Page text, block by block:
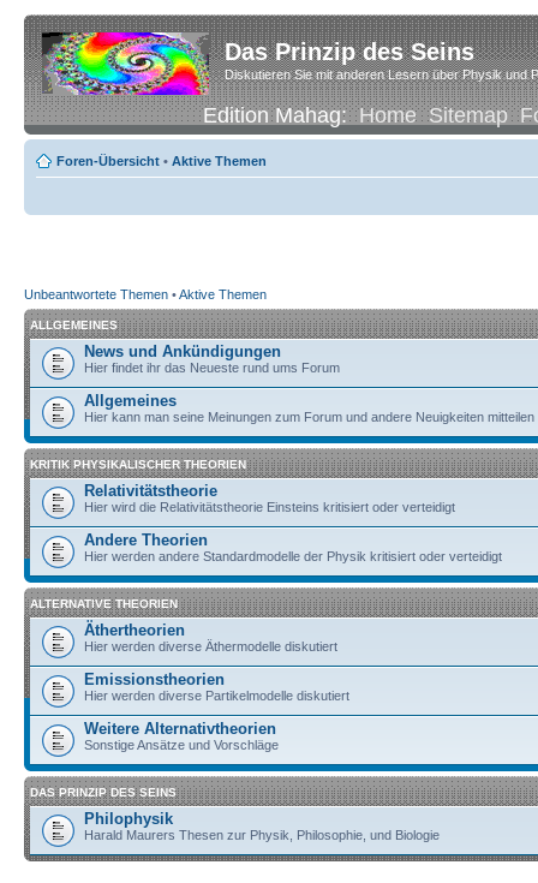
Das Prinzip des Seins
Diskutieren Sie mit anderen Lesern über Physik und
Edition Mahag:Home Sitemap
Foren-Übersicht • Aktive Themen
Unbeantwortete Themen •Aktive Themen
ALLGEMEINES
News und Ankündigungen
Hier findet ihr das Neueste rund ums Forum
Allgemeines
Hier kann man seine Meinungen zum Forum und andere Neuigkeiten mitteilen
KRITIK PHYSIKALISCHER THEORIEN
Relativitätstheorie
Hier wird die Relativitätstheorie Einsteins kritisiert oder verteidigt
Andere Theorien
Hier werden andere Standardmodelle der Physik kritisiert oder verteidigt
ALTERNATIVE THEORIEN
Äthertheorien
Hier werden diverse Äthermodelle diskutiert
Emissionstheorien
Hier werden diverse Partikelmodelle diskutiert
Weitere Alternativtheorien
Sonstige Ansätze und Vorschläge
DAS PRINZIP DES SEINS
Philophysik
Harald Maurers Thesen zur Physik, Philosophie, und Biologie